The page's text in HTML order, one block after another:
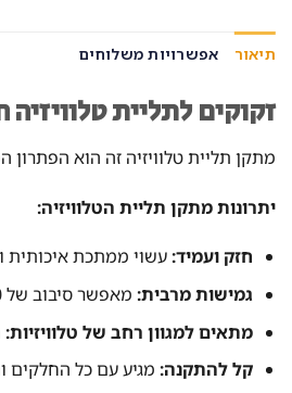
תיאור אפשרויות משלוחים
זקוקים לתליית
מתקן תליית טלוויזיה זה הוא הפתרון המושלם לתליית טלוויזיה בגודל 32-80 אינץ'. עם יכולת נשיאה של
יתרונות מתקן תליית הטלוויזיה:
חזק ועמיד:עשוי ממתכת איכותית
גמישות מרבית:מאפשר סיבוב של 120 מעלות והטיה של 15 מעלות.
מתאים למגוון רחב של טלוויזיות:
קל להתקנה:מגיע עם כל החלקים